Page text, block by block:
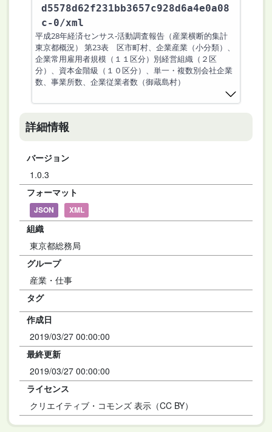
d5578d62f231bb3657c928d6a4e0a08
c-0/xml
平成28年経済センサス‐活動調査報告（産業横断的集計
東京都概況） 第23表 区市町村、企業産業（小分類）、
企業常用雇用者規模（１１区分）別経営組織（２区
分）、資本金階級（１０区分）、単一・複数別会社企業
数、事業所数、企業従業者数（御蔵島村）
詳細情報
バージョン
1.0.3
フォーマット
JSON XML
組織
東京都総務局
グループ
産業・仕事
タグ
作成日
2019/03/27 00:00:00
最終更新
2019/03/27 00:00:00
ライセンス
クリエイティブ・コモンズ 表示（CC BY）